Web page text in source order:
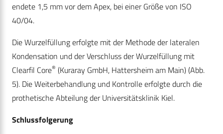
endete 1,5 mm vor dem Apex, bei einer Größe von ISO
40/04.
Die Wurzelfüllung erfolgte mit der Methode der lateralen
Kondensation und der Verschluss der Wurzelfüllung mit
Clearfil Core® (Kuraray GmbH, Hattersheim am Main) (Abb.
5). Die Weiterbehandlung und Kontrolle erfolgte durch die
prothetische Abteilung der Universitätsklinik Kiel.
Schlussfolgerung